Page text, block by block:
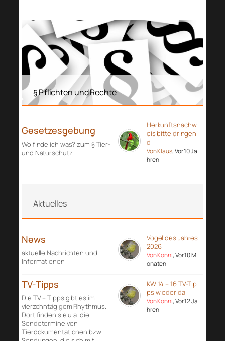
§ Pflichten und Rechte
Gesetzesgebung
Wo finde ich was? zum § Tier-
und Naturschutz
Herkunftsnachw
eis bitte dringen
d
Von Klaus, Vor 10 Ja
hren
Aktuelles
News
aktuelle Nachrichten und
Informationen
Vogel des Jahres
2026
Von Konni, Vor 10 M
onaten
TV-Tipps
Die TV – Tipps gibt es im
vierzehntägigem Rhythmus.
Dort finden sie u.a. die
Sendetermine von
Tierdokumentationen bzw.
KW 14 – 16 TV-Tip
ps wieder da
Von Konni, Vor 12 Ja
hren